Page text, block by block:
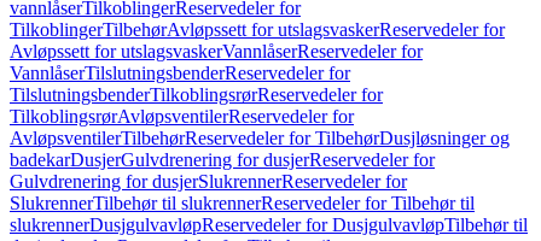
vannlåserTilkoblingerReservedeler for
TilkoblingerTilbehørAvløpssett for utslagsvaskerReservedeler for
Avløpssett for utslagsvaskerVannlåserReservedeler for
VannlåserTilslutningsbenderReservedeler for
TilslutningsbenderTilkoblingsrørReservedeler for
TilkoblingsrørAvløpsventilerReservedeler for
AvløpsventilerTilbehørReservedeler for TilbehørDusjløsninger og
badekarDusjerGulvdrenering for dusjerReservedeler for
Gulvdrenering for dusjerSlukrennerReservedeler for
SlukrennerTilbehør til slukrennerReservedeler for Tilbehør til
slukrennerDusjgulvavløpReservedeler for DusjgulvavløpTilbehør til